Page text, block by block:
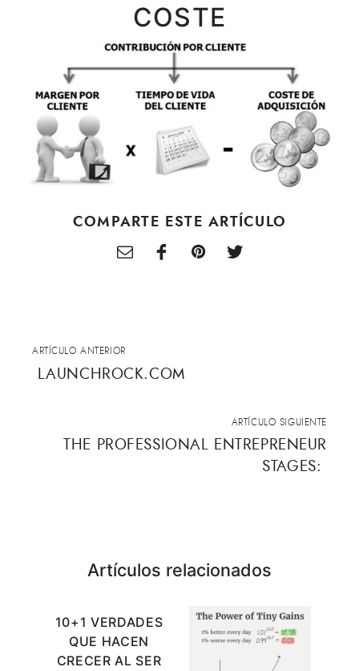
COSTE
COMPARTE ESTE ARTÍCULO
ARTÍCULO ANTERIOR
LAUNCHROCK.COM
ARTÍCULO SIGUIENTE
THE PROFESSIONAL ENTREPRENEUR
STAGES:
Artículos relacionados
10+1 VERDADES
QUE HACEN
CRECER AL SER